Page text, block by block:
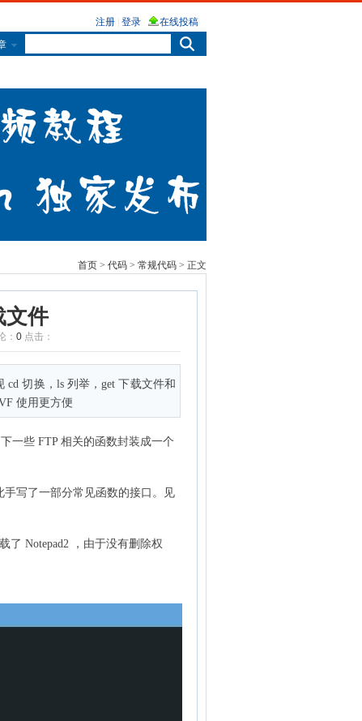
首页 > 代码 > 常规代码 > 正文
文件
： 0点击：
cd 切换，ls 列举，get 下载文件和
使用更方便
一些 FTP 相关的函数封装成一个
手写了一部分常见函数的接口。见
了 Notepad2 ，由于没有删除权